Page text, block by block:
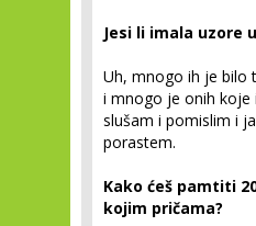
Jesi li imala uzore
Uh, mnogo ih je bilo
i mnogo je onih koje
slušam i pomislim i
porastem.
Kako ćeš pamtiti
kojim pričama?